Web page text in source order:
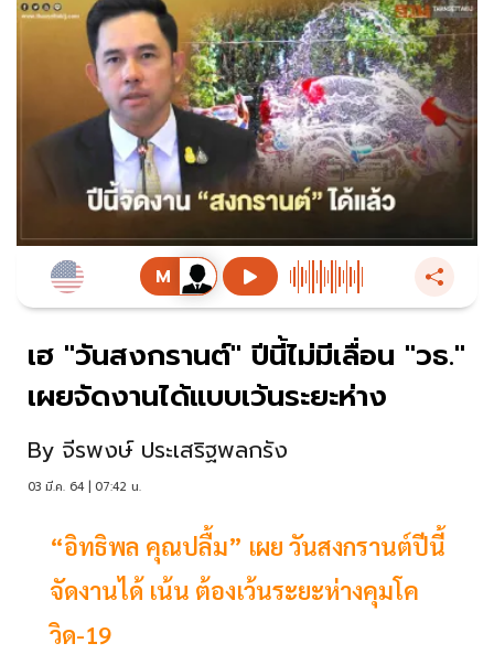
เฮ "วันสงกรานต์" ปีนี้ไม่มีเลื่อน "วธ."
เผยจัดงานได้แบบเว้นระยะห่าง
By จีรพงษ์ ประเสริฐพลกรัง
03 มี.ค. 64 | 07:42 น.
“อิทธิพล คุณปลื้ม” เผย วันสงกรานต์ปีนี้
จัดงานได้ เน้น ต้องเว้นระยะห่างคุมโค
วิด-19